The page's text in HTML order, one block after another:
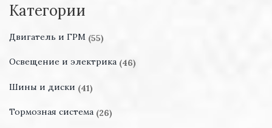
Категории
Двигатель и ГРМ (55)
Освещение и электрика (46)
Шины и диски (41)
Тормозная система (26)